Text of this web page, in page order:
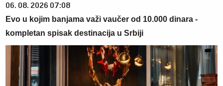
06. 08. 2026 07:08
Evo u kojim banjama važi vaučer od 10.000 dinara -
kompletan spisak destinacija u Srbiji